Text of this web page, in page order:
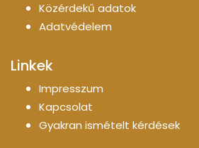
Közérdekű adatok
Adatvédelem
Linkek
Impresszum
Kapcsolat
Gyakran ismételt kérdések